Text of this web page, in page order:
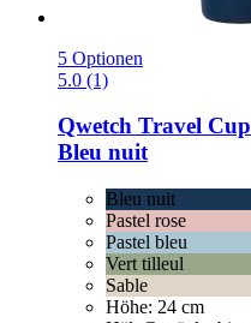
5 Optionen
5.0 (1)
Qwetch Travel
Bleu nuit
Bleu nuit
Pastel rose
Pastel bleu
Vert tilleul
Sable
Höhe: 24 cm